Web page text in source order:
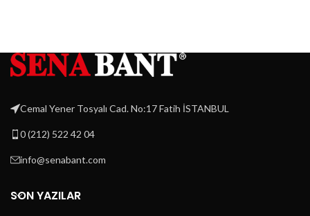
Cemal Yener Tosyalı Cad. No:17 Fatih İSTANBUL
0 (212) 522 42 04
info@senabant.com
SON YAZILAR